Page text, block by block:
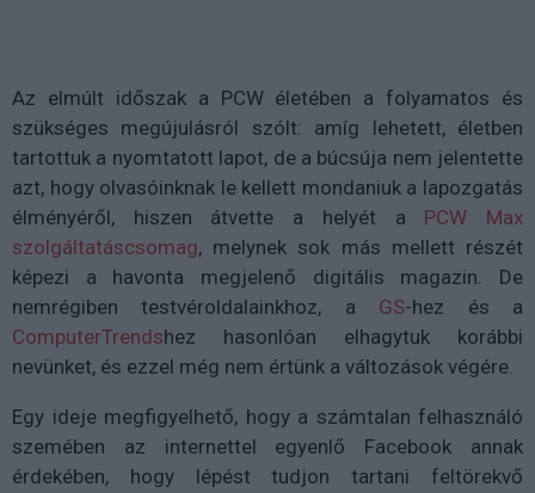
Az elmúlt időszak a PCW életében a folyamatos és
szükséges megújulásról szólt: amíg lehetett, életben
tartottuk a nyomtatott lapot, de a búcsúja nem jelentette
azt, hogy olvasóinknak le kellett mondaniuk a lapozgatás
élményéről, hiszen átvette a helyét a PCW Max
szolgáltatáscsomag, melynek sok más mellett részét
képezi a havonta megjelenő digitális magazin. De
nemrégiben testvéroldalainkhoz, a GS-hez és a
ComputerTrendshez hasonlóan elhagytuk korábbi
nevünket, és ezzel még nem értünk a változások végére.
Egy ideje megfigyelhető, hogy a számtalan felhasználó
szemében az internettel egyenlő Facebook annak
érdekében, hogy lépést tudjon tartani feltörekvő